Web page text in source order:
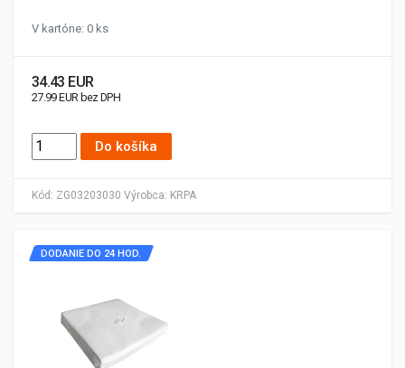
Kód: ZG03203030 Výrobca: KRPA
V kartóne: 0 ks
34.43 EUR
27.99 EUR bez DPH
Do košíka
DODANIE DO 24 HOD.